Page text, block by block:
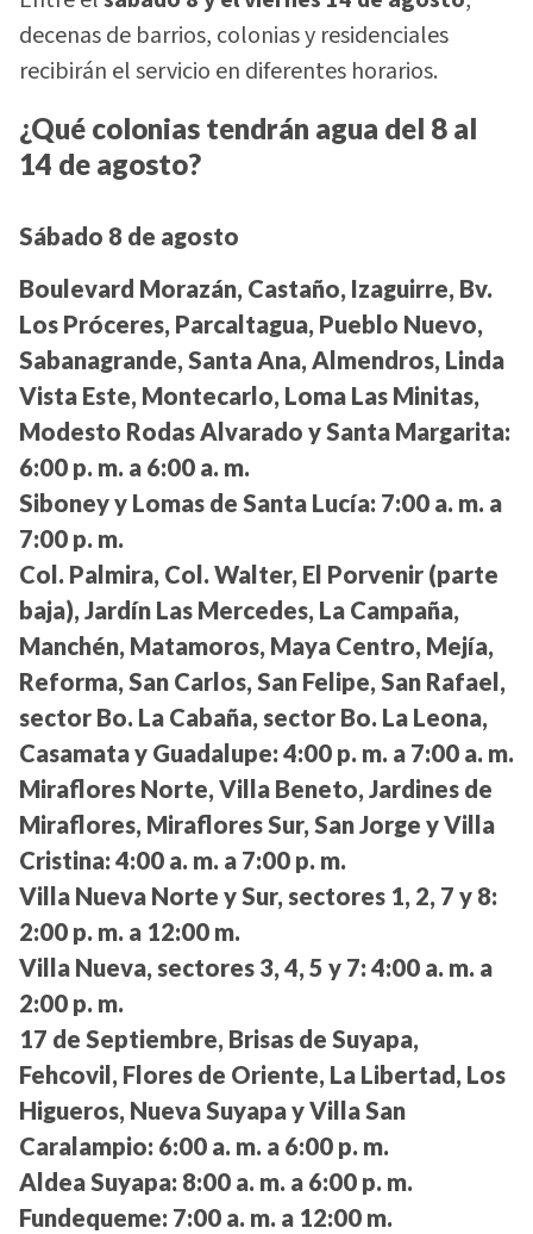
decenas de barrios, colonias y residenciales
recibirán el servicio en diferentes horarios.
¿Qué colonias tendrán agua del 8 al
14 de agosto?
Sábado 8 de agosto
Boulevard Morazán, Castaño, Izaguirre, Bv.
Los Próceres, Parcaltagua, Pueblo Nuevo,
Sabanagrande, Santa Ana, Almendros, Linda
Vista Este, Montecarlo, Loma Las Minitas,
Modesto Rodas Alvarado y Santa Margarita:
6:00 p. m. a 6:00 a. m.
Siboney y Lomas de Santa Lucía: 7:00 a. m. a
7:00 p. m.
Col. Palmira, Col. Walter, El Porvenir (parte
baja), Jardín Las Mercedes, La Campaña,
Manchén, Matamoros, Maya Centro, Mejía,
Reforma, San Carlos, San Felipe, San Rafael,
sector Bo. La Cabaña, sector Bo. La Leona,
Casamata y Guadalupe: 4:00 p. m. a 7:00 a. m.
Miraflores Norte, Villa Beneto, Jardines de
Miraflores, Miraflores Sur, San Jorge y Villa
Cristina: 4:00 a. m. a 7:00 p. m.
Villa Nueva Norte y Sur, sectores 1, 2, 7 y 8:
2:00 p. m. a 12:00 m.
Villa Nueva, sectores 3, 4, 5 y 7: 4:00 a. m. a
2:00 p. m.
17 de Septiembre, Brisas de Suyapa,
Fehcovil, Flores de Oriente, La Libertad, Los
Higueros, Nueva Suyapa y Villa San
Caralampio: 6:00 a. m. a 6:00 p. m.
Aldea Suyapa: 8:00 a. m. a 6:00 p. m.
Fundequeme: 7:00 a. m. a 12:00 m.